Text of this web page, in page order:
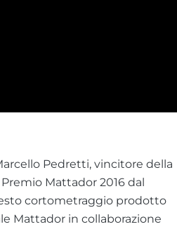
Pedretti, vincitore della
Premio Mattador 2016 dal
cortometraggio prodotto
Mattador in collaborazione